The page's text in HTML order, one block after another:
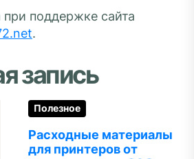
при поддержке сайта
.
запись
Полезное
Расходные материалы
для принтеров от